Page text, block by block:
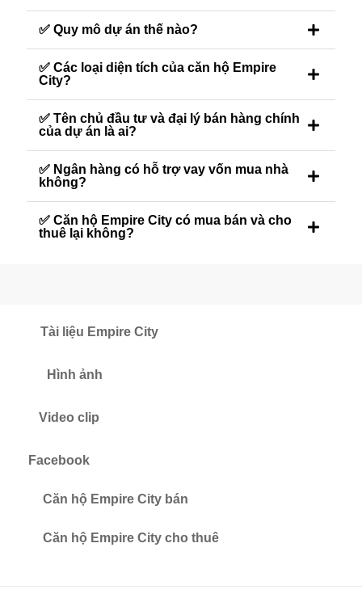
✅ Quy mô dự án thế nào?
✅ Các loại diện tích của căn hộ Empire
City?
✅ Tên chủ đầu tư và đại lý bán hàng chính
của dự án là ai?
✅ Ngân hàng có hỗ trợ vay vốn mua nhà
không?
✅ Căn hộ Empire City có mua bán và cho
thuê lại không?
Tài liệu Empire City
Hình ảnh
Video clip
Facebook
Căn hộ Empire City bán
Căn hộ Empire City cho thuê